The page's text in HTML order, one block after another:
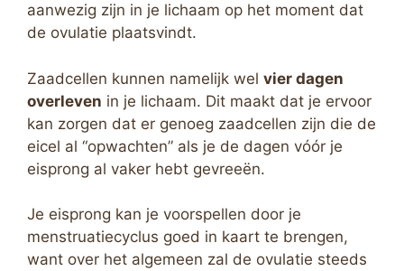
aanwezig zijn in je lichaam op het moment dat
de ovulatie plaatsvindt.
Zaadcellen kunnen namelijk wel vier dagen
overleven in je lichaam. Dit maakt dat je ervoor
kan zorgen dat er genoeg zaadcellen zijn die de
eicel al “opwachten” als je de dagen vóór je
eisprong al vaker hebt gevreeën.
Je eisprong kan je voorspellen door je
menstruatiecyclus goed in kaart te brengen,
want over het algemeen zal de ovulatie steeds